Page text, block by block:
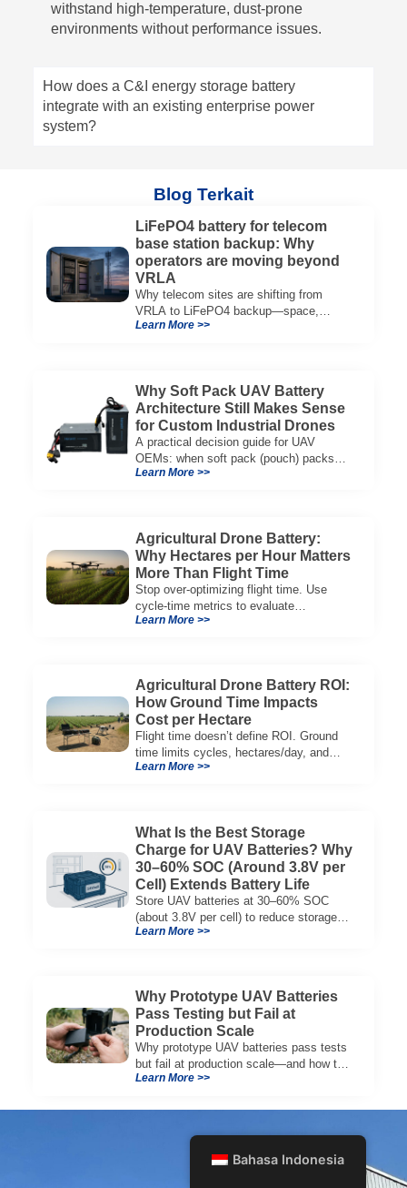
withstand high-temperature, dust-prone
environments without performance issues.
How does a C&I energy storage battery
integrate with an existing enterprise power
system?
Blog Terkait
LiFePO4 battery for telecom
base station backup: Why
operators are moving beyond
VRLA
Why telecom sites are shifting from
VRLA to LiFePO4 backup—space,
thermal limits, lifetime trade-offs, and
Learn More >>
Why Soft Pack UAV Battery
Architecture Still Makes Sense
for Custom Industrial Drones
A practical decision guide for UAV
OEMs: when soft pack (pouch) packs
improve CG, packaging, and integration
Learn More >>
Agricultural Drone Battery:
Why Hectares per Hour Matters
More Than Flight Time
Stop over-optimizing flight time. Use
cycle-time metrics to evaluate
agricultural drone batteries and increase
Learn More >>
Agricultural Drone Battery ROI:
How Ground Time Impacts
Cost per Hectare
Flight time doesn’t define ROI. Ground
time limits cycles, hectares/day, and
cost per hectare—here’s the evaluation
Learn More >>
What Is the Best Storage
Charge for UAV Batteries? Why
30–60% SOC (Around 3.8V per
Cell) Extends Battery Life
Store UAV batteries at 30–60% SOC
(about 3.8V per cell) to reduce storage
aging, preserve capacity, and extend
Learn More >>
Why Prototype UAV Batteries
Pass Testing but Fail at
Production Scale
Why prototype UAV batteries pass tests
but fail at production scale—and how to
evaluate suppliers on variation control,
Learn More >>
Bahasa Indonesia